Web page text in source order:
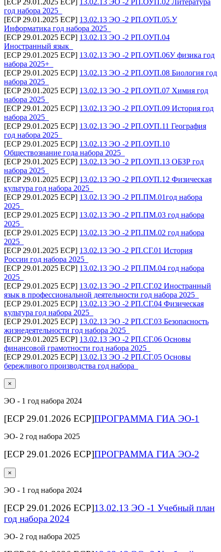
год набора 2025_
[ECP 29.01.2025 ECP] 13.02.13 ЭО -2 РП.ОУП.05.У
Информатика год набора 2025_
[ECP 29.01.2025 ECP] 13.02.13 ЭО -2 РП.ОУП.04
Иностранный язык_
[ECP 29.01.2025 ECP] 13.02.13 ЭО -2 РП.ОУП.06У физика год
набора 2025+_
[ECP 29.01.2025 ECP] 13.02.13 ЭО -2 РП.ОУП.08 Биология год
набора 2025_
[ECP 29.01.2025 ECP] 13.02.13 ЭО -2 РП.ОУП.07 Химия год
набора 2025_
[ECP 29.01.2025 ECP] 13.02.13 ЭО -2 РП.ОУП.09 История год
набора 2025_
[ECP 29.01.2025 ECP] 13.02.13 ЭО -2 РП.ОУП.11 География
год набора 2025_
[ECP 29.01.2025 ECP] 13.02.13 ЭО -2 РП.ОУП.10
Обществознание года набора 2025_
[ECP 29.01.2025 ECP] 13.02.13 ЭО -2 РП.ОУП.13 ОБЗР год
набора 2025_
[ECP 29.01.2025 ECP] 13.02.13 ЭО -2 РП.ОУП.12 Физическая
культура год набора 2025_
[ECP 29.01.2025 ECP] 13.02.13 ЭО -2 РП.ПМ.01год набора
2025_
[ECP 29.01.2025 ECP] 13.02.13 ЭО -2 РП.ПМ.03 год набора
2025_
[ECP 29.01.2025 ECP] 13.02.13 ЭО -2 РП.ПМ.02 год набора
2025_
[ECP 29.01.2025 ECP] 13.02.13 ЭО -2 РП.СГ.01 История
России год набора 2025_
[ECP 29.01.2025 ECP] 13.02.13 ЭО -2 РП.ПМ.04 год набора
2025_
[ECP 29.01.2025 ECP] 13.02.13 ЭО -2 РП.СГ.02 Иностранный
язык в профессиональной деятельности год набора 2025_
[ECP 29.01.2025 ECP] 13.02.13 ЭО -2 РП.СГ.04 Физическая
культура год набора 2025_
[ECP 29.01.2025 ECP] 13.02.13 ЭО -2 РП.СГ.03 Безопасность
жизнедеятельности год набора 2025_
[ECP 29.01.2025 ECP] 13.02.13 ЭО -2 РП.СГ.06 Основы
финансовой грамотности год набора 2025_
[ECP 29.01.2025 ECP] 13.02.13 ЭО -2 РП.СГ.05 Основы
бережливого производства год набора_
×
ЭО - 1 год набора 2024
[ECP 29.01.2026 ECP]ПРОГРАММА ГИА ЭО-1
ЭО- 2 год набора 2025
[ECP 29.01.2026 ECP]ПРОГРАММА ГИА ЭО-2
×
ЭО - 1 год набора 2024
[ECP 29.01.2026 ECP]13.02.13 ЭО -1 Учебный план
год набора 2024
ЭО- 2 год набора 2025